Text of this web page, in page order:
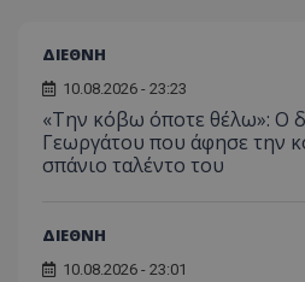
ΔΙΕΘΝΗ
10.08.2026 - 23:23
«Την κόβω όποτε θέλω»: Ο
Γεωργάτου που άφησε την
σπάνιο ταλέντο του
ΔΙΕΘΝΗ
10.08.2026 - 23:01